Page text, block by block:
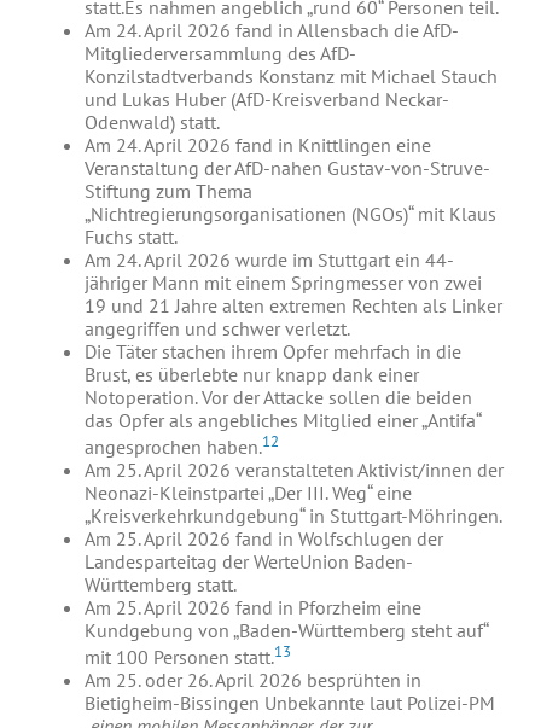
statt.Es nahmen angeblich „rund 60“ Personen teil.
Am 24. April 2026 fand in Allensbach die AfD-
Mitgliederversammlung des AfD-
Konzilstadtverbands Konstanz mit Michael Stauch
und Lukas Huber (AfD-Kreisverband Neckar-
Odenwald) statt.
Am 24. April 2026 fand in Knittlingen eine
Veranstaltung der AfD-nahen Gustav-von-Struve-
Stiftung zum Thema
„Nichtregierungsorganisationen (NGOs)“ mit Klaus
Fuchs statt.
Am 24. April 2026 wurde im Stuttgart ein 44-
jähriger Mann mit einem Springmesser von zwei
19 und 21 Jahre alten extremen Rechten als Linker
angegriffen und schwer verletzt.
Die Täter stachen ihrem Opfer mehrfach in die
Brust, es überlebte nur knapp dank einer
Notoperation. Vor der Attacke sollen die beiden
das Opfer als angebliches Mitglied einer „Antifa“
angesprochen haben.12
Am 25. April 2026 veranstalteten Aktivist/innen der
Neonazi-Kleinstpartei „Der III. Weg“ eine
„Kreisverkehrkundgebung“ in Stuttgart-Möhringen.
Am 25. April 2026 fand in Wolfschlugen der
Landesparteitag der WerteUnion Baden-
Württemberg statt.
Am 25. April 2026 fand in Pforzheim eine
Kundgebung von „Baden-Württemberg steht auf“
mit 100 Personen statt.13
Am 25. oder 26. April 2026 besprühten in
Bietigheim-Bissingen Unbekannte laut Polizei-PM